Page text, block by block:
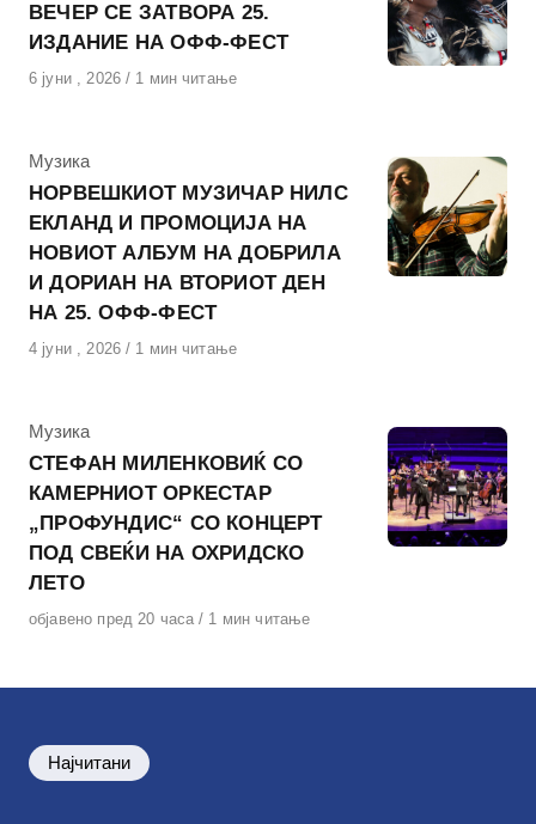
ВЕЧЕР СЕ ЗАТВОРА 25.
ИЗДАНИЕ НА ОФФ-ФЕСТ
Објавено
6 јуни , 2026 1 мин читање
КАтегорија
Музика
НОРВЕШКИОТ МУЗИЧАР НИЛС
ЕКЛАНД И ПРОМОЦИЈА НА
НОВИОТ АЛБУМ НА ДОБРИЛА
И ДОРИАН НА ВТОРИОТ ДЕН
НА 25. ОФФ-ФЕСТ
Објавено
4 јуни , 2026 1 мин читање
КАтегорија
Музика
СТЕФАН МИЛЕНКОВИЌ СО
КАМЕРНИОТ ОРКЕСТАР
„ПРОФУНДИС“ СО КОНЦЕРТ
ПОД СВЕЌИ НА ОХРИДСКО
ЛЕТО
Објавено
објавено пред 20 часа 1 мин читање
Најчитани